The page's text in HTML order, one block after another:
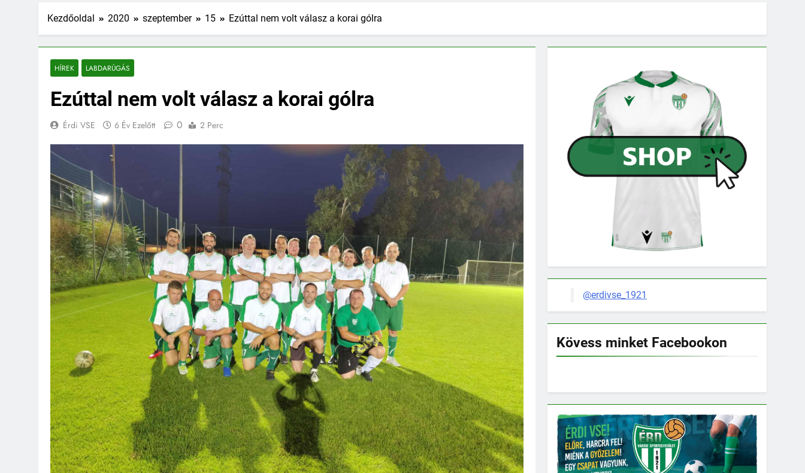
Kezdőoldal 2020 szeptember 15 Ezúttal nem volt válasz a korai gólra
HÍREK LABDARÚGÁS
Ezúttal nem volt válasz a korai gólra
Érdi VSE 6 Év Ezelőtt 0 2 Perc
@erdivse_1921
Kövess minket Facebookon